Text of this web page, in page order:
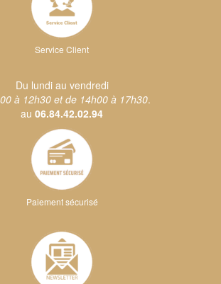
Service Client
Du lundi au vendredi
à 12h30 et de 14h00 à 17h30.
au 06.84.42.02.94
Paiement sécurisé